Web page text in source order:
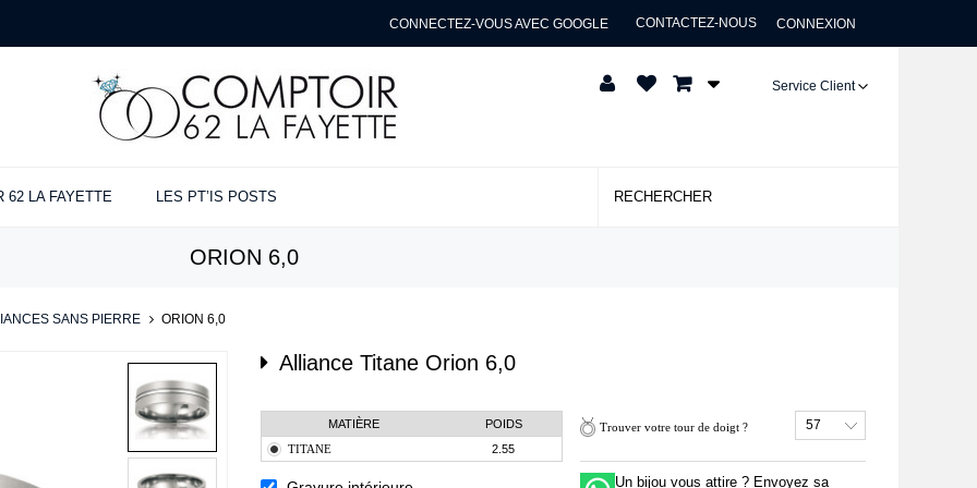
CONNEXION
CONTACTEZ-NOUS
CONNECTEZ-VOUS AVEC GOOGLE
Service Client
62 LA FAYETTE LES PT’IS POSTS
ORION 6,0
SANS PIERRE ORION 6,0
Alliance Titane Orion 6,0
MATIÈRE
POIDS
TITANE
2.55
Trouver votre tour de doigt ? 57
Un bijou vous attire ? Envoyez sa